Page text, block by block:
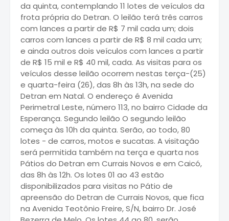
da quinta, contemplando 11 lotes de veículos da
frota própria do Detran. O leilão terá três carros
com lances a partir de R$ 7 mil cada um; dois
carros com lances a partir de R$ 8 mil cada um;
e ainda outros dois veículos com lances a partir
de R$ 15 mil e R$ 40 mil, cada. As visitas para os
veículos desse leilão ocorrem nestas terça-(25)
e quarta-feira (26), das 8h às 13h, na sede do
Detran em Natal. O endereço é Avenida
Perimetral Leste, número 113, no bairro Cidade da
Esperança. Segundo leilão O segundo leilão
começa às 10h da quinta. Serão, ao todo, 80
lotes - de carros, motos e sucatas. A visitação
será permitida também na terça e quarta nos
Pátios do Detran em Currais Novos e em Caicó,
das 8h às 12h. Os lotes 01 ao 43 estão
disponibilizados para visitas no Pátio de
apreensão do Detran de Currais Novos, que fica
na Avenida Teotônio Freire, S/N, bairro Dr. José